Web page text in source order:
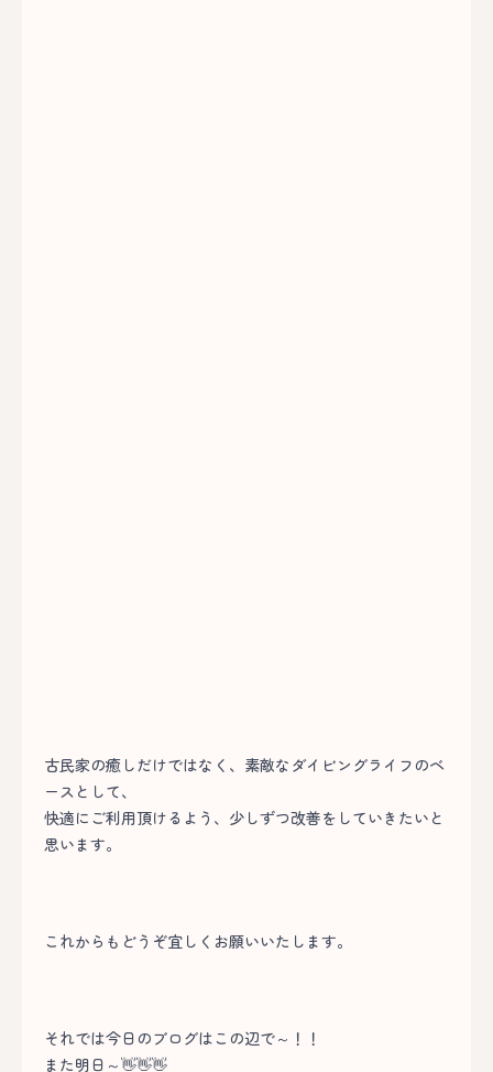
古民家の癒しだけではなく、素敵なダイビングライフのベ
ースとして、
快適にご利用頂けるよう、少しずつ改善をしていきたいと
思います。
これからもどうぞ宜しくお願いいたします。
それでは今日のブログはこの辺で～！！
また明日～👋👋👋